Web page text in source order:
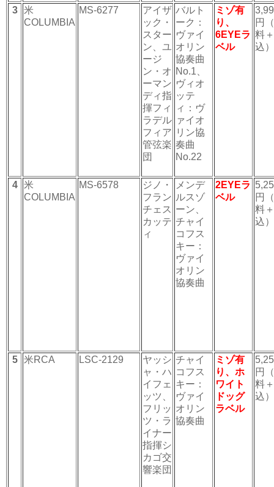
3
米
COLUMBIA
MS-6277
アイザ
ック・
スター
ン、ユ
ージ
ン・オ
ーマン
ディ指
揮フィ
ラデル
フィア
管弦楽
団
バルト
ーク：
ヴァイ
オリン
協奏曲
No.1、
ヴィオ
ッテ
ィ：ヴ
ァイオ
リン協
奏曲
No.22
ミゾ有
り、
6EYEラ
ベル
円
料
込）
4
米
COLUMBIA
MS-6578
ジノ・
フラン
チェス
カッテ
ィ
メンデ
ルスゾ
ーン、
チャイ
コフス
キー：
ヴァイ
オリン
協奏曲
2EYEラ
ベル
円
料
込）
5 米RCA LSC-2129
ヤッシ
ャ・ハ
イフェ
ッツ、
フリッ
ツ・ラ
イナー
指揮シ
カゴ交
響楽団
チャイ
コフス
キー：
ヴァイ
オリン
協奏曲
ミゾ有
り、ホ
ワイト
ドッグ
ラベル
円
料
込）